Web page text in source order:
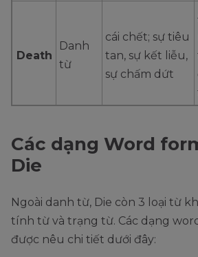
Death
Danh
từ
cái chết; sự tiêu
tan, sự kết liễu,
sự chấm dứt
Các dạng Word
Die
Ngoài danh từ, Die còn 3 loại từ
tính từ và trạng từ. Các dạng
được nêu chi tiết dưới đây: